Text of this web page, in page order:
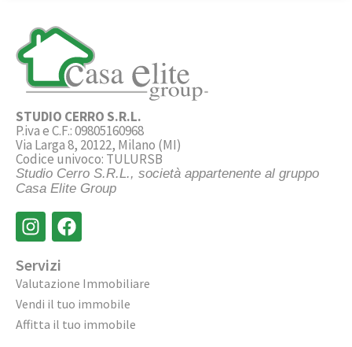
STUDIO CERRO S.R.L.
P.iva e C.F.: 09805160968
Via Larga 8, 20122, Milano (MI)
Codice univoco: TULURSB
Studio Cerro S.R.L., società appartenente al gruppo
Casa Elite Group
Servizi
Valutazione Immobiliare
Vendi il tuo immobile
Affitta il tuo immobile